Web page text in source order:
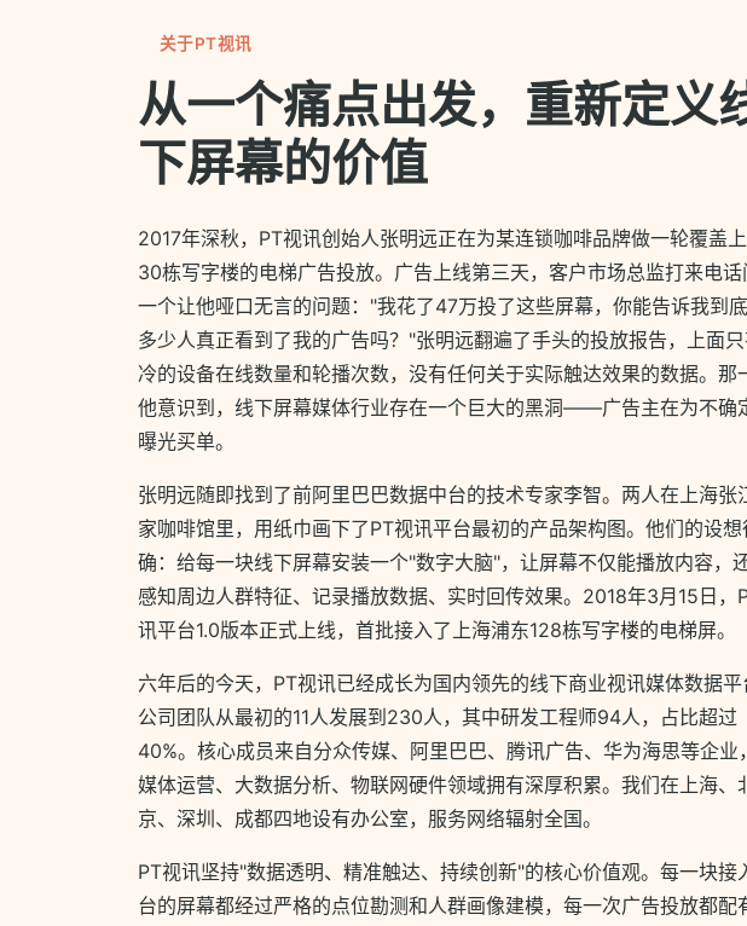
关于PT视讯
从一个痛点出发，重新定义
下屏幕的价值
2017年深秋，PT视讯创始人张明远正在为某连锁咖啡品牌做一轮覆盖
30栋写字楼的电梯广告投放。广告上线第三天，客户市场总监打来电话
一个让他哑口无言的问题："我花了47万投了这些屏幕，你能告诉我到
多少人真正看到了我的广告吗？"张明远翻遍了手头的投放报告，上面
冷的设备在线数量和轮播次数，没有任何关于实际触达效果的数据。那
他意识到，线下屏幕媒体行业存在一个巨大的黑洞——广告主在为不确
曝光买单。
张明远随即找到了前阿里巴巴数据中台的技术专家李智。两人在上海张
家咖啡馆里，用纸巾画下了PT视讯平台最初的产品架构图。他们的设想
确：给每一块线下屏幕安装一个"数字大脑"，让屏幕不仅能播放内容，
感知周边人群特征、记录播放数据、实时回传效果。2018年3月15日，
讯平台1.0版本正式上线，首批接入了上海浦东128栋写字楼的电梯屏。
六年后的今天，PT视讯已经成长为国内领先的线下商业视讯媒体数据平
公司团队从最初的11人发展到230人，其中研发工程师94人，占比超过
40%。核心成员来自分众传媒、阿里巴巴、腾讯广告、华为海思等企业
媒体运营、大数据分析、物联网硬件领域拥有深厚积累。我们在上海、
京、深圳、成都四地设有办公室，服务网络辐射全国。
PT视讯坚持"数据透明、精准触达、持续创新"的核心价值观。每一块接
台的屏幕都经过严格的点位勘测和人群画像建模，每一次广告投放都配